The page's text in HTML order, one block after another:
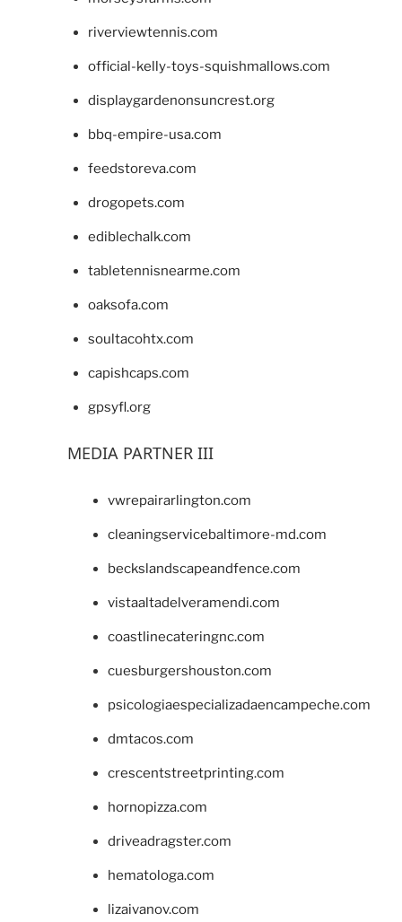
riverviewtennis.com
official-kelly-toys-squishmallows.com
displaygardenonsuncrest.org
bbq-empire-usa.com
feedstoreva.com
drogopets.com
ediblechalk.com
tabletennisnearme.com
oaksofa.com
soultacohtx.com
capishcaps.com
gpsyfl.org
MEDIA PARTNER III
vwrepairarlington.com
cleaningservicebaltimore-md.com
beckslandscapeandfence.com
vistaaltadelveramendi.com
coastlinecateringnc.com
cuesburgershouston.com
psicologiaespecializadaencampeche.com
dmtacos.com
crescentstreetprinting.com
hornopizza.com
driveadragster.com
hematologa.com
lizaivanov.com